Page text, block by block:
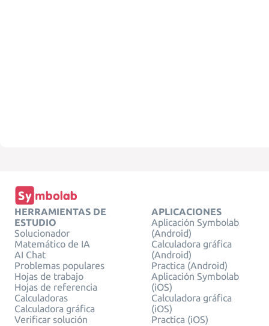
HERRAMIENTAS DE
ESTUDIO
Solucionador
Matemático de IA
AI Chat
Problemas populares
Hojas de trabajo
Hojas de referencia
Calculadoras
Calculadora gráfica
Verificar solución
APLICACIONES
Aplicación Symbolab
(Android)
Calculadora gráfica
(Android)
Practica (Android)
Aplicación Symbolab
(iOS)
Calculadora gráfica
(iOS)
Practica (iOS)